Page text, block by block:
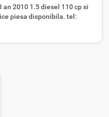
an 2010 1.5 diesel 110 cp si
piesa disponibila. tel: